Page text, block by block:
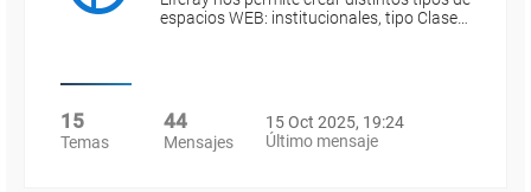
espacios WEB: institucionales, tipo Clase…
15
Temas
44
Mensajes
15 Oct 2025, 19:24
Último mensaje